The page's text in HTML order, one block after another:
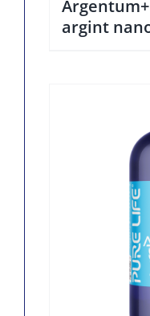
Argentum+
argint